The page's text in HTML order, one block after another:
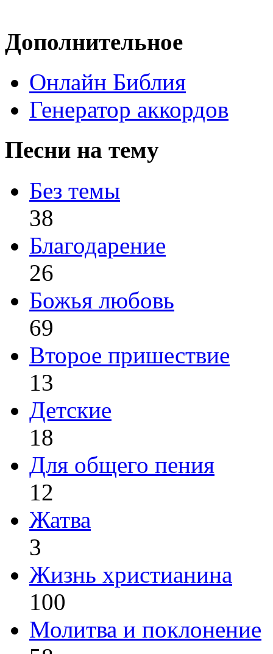
Дополнительное
Онлайн Библия
Генератор аккордов
Песни на тему
Без темы
38
Благодарение
26
Божья любовь
69
Второе пришествие
13
Детские
18
Для общего пения
12
Жатва
3
Жизнь христианина
100
Молитва и поклонение